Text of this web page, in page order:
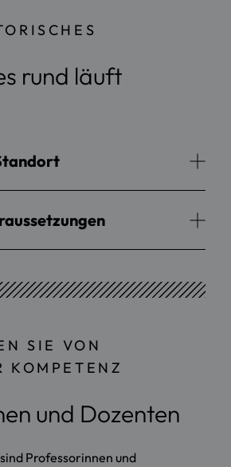
rund läuft
SIE VON
KOMPETENZ
und Dozenten
Professorinnen und